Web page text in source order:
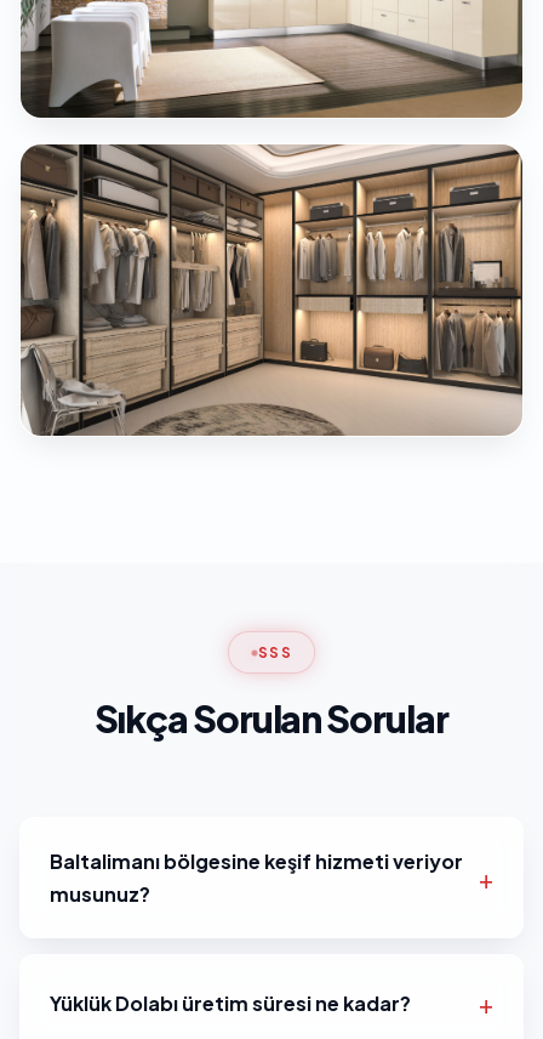
SSS
Sıkça Sorulan Sorular
Baltalimanı bölgesine keşif hizmeti veriyor
musunuz?
Yüklük Dolabı üretim süresi ne kadar?